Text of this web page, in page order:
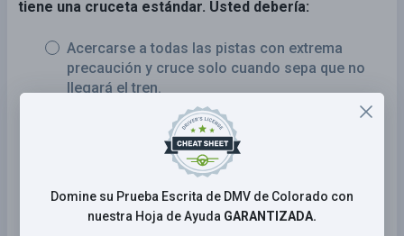
tiene una cruceta estándar. Usted debería:
Acercarse a todas las pistas con extrema
precaución y cruce solo cuando sepa que no
llegará el tren.
Apagar la radio para escuchar si puede haber
un tren que se acerca.
hacerlo por un abanderado, si aplica.
Domine su Prueba Escrita de DMV de Colorado con
nuestra Hoja de Ayuda GARANTIZADA.